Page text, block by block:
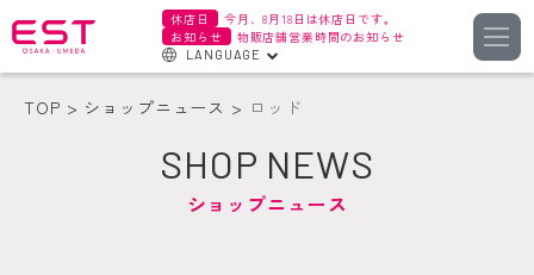
休店日
今月、8月18日は休店日です。
お知らせ
物販店舗営業時間のお知らせ
LANGUAGE
簡体字
繁体字
TOP ショップニュース ロッド
SHOP NEWS
ショップニュース